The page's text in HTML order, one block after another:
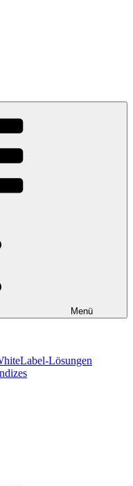
Menü
Lösungen